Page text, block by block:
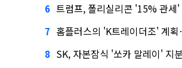
6 트럼프, 폴리실리콘 '15% 관세' 검토…한화
7 홈플러스의 'K트레이더조' 계획…성공
8 SK, 자본잠식 '쏘카 말레이' 지